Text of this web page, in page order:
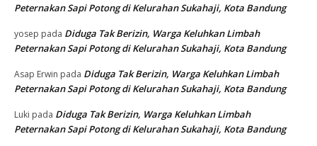
Peternakan Sapi Potong di Kelurahan Sukahaji, Kota Bandung
yosep pada Diduga Tak Berizin, Warga Keluhkan Limbah
Peternakan Sapi Potong di Kelurahan Sukahaji, Kota Bandung
Asap Erwin pada Diduga Tak Berizin, Warga Keluhkan Limbah
Peternakan Sapi Potong di Kelurahan Sukahaji, Kota Bandung
Luki pada Diduga Tak Berizin, Warga Keluhkan Limbah
Peternakan Sapi Potong di Kelurahan Sukahaji, Kota Bandung